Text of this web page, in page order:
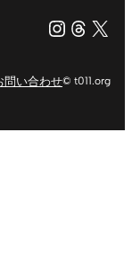
X（旧
問い合わせ© t011.org